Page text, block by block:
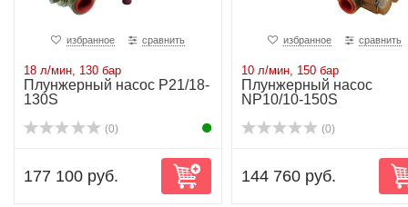
избранное сравнить
18 л/мин, 130 бар
Плунжерный насос P21/18-
130S
(0)
177 100 руб.
избранное сравнить
10 л/мин, 150 бар
Плунжерный насос
NP10/10-150S
(0)
144 760 руб.